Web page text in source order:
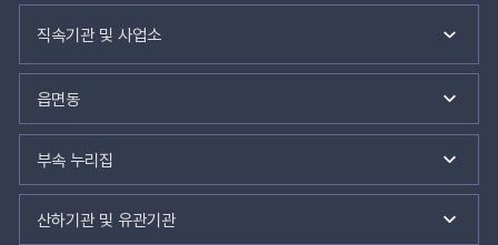
관
관
가
직속기관 및 사업소
읍면동
부속 누리집
산하기관 및 유관기관